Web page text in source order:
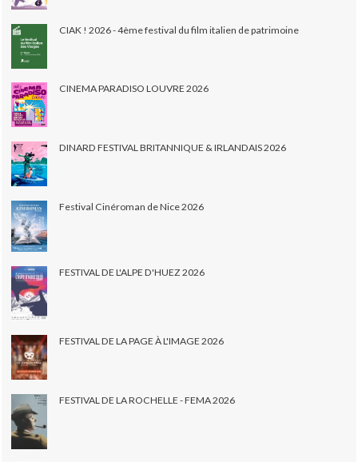
CIAK ! 2026 - 4ème festival du film italien de patrimoine
CINEMA PARADISO LOUVRE 2026
DINARD FESTIVAL BRITANNIQUE & IRLANDAIS 2026
Festival Cinéroman de Nice 2026
FESTIVAL DE L'ALPE D'HUEZ 2026
FESTIVAL DE LA PAGE À L'IMAGE 2026
FESTIVAL DE LA ROCHELLE - FEMA 2026